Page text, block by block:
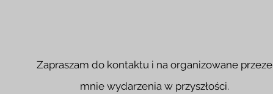
Zapraszam do kontaktu i na organizowane przeze
mnie wydarzenia w przyszłości.